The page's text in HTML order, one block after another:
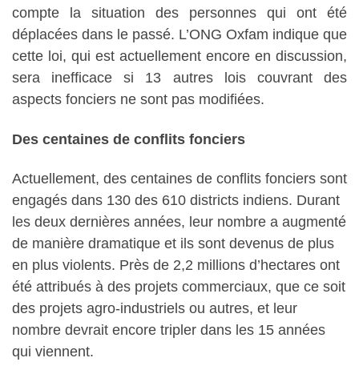
compte la situation des personnes qui ont été
déplacées dans le passé. L’ONG Oxfam indique que
cette loi, qui est actuellement encore en discussion,
sera inefficace si 13 autres lois couvrant des
aspects fonciers ne sont pas modifiées.
Des centaines de conflits fonciers
Actuellement, des centaines de conflits fonciers sont
engagés dans 130 des 610 districts indiens. Durant
les deux dernières années, leur nombre a augmenté
de manière dramatique et ils sont devenus de plus
en plus violents. Près de 2,2 millions d’hectares ont
été attribués à des projets commerciaux, que ce soit
des projets agro-industriels ou autres, et leur
nombre devrait encore tripler dans les 15 années
qui viennent.